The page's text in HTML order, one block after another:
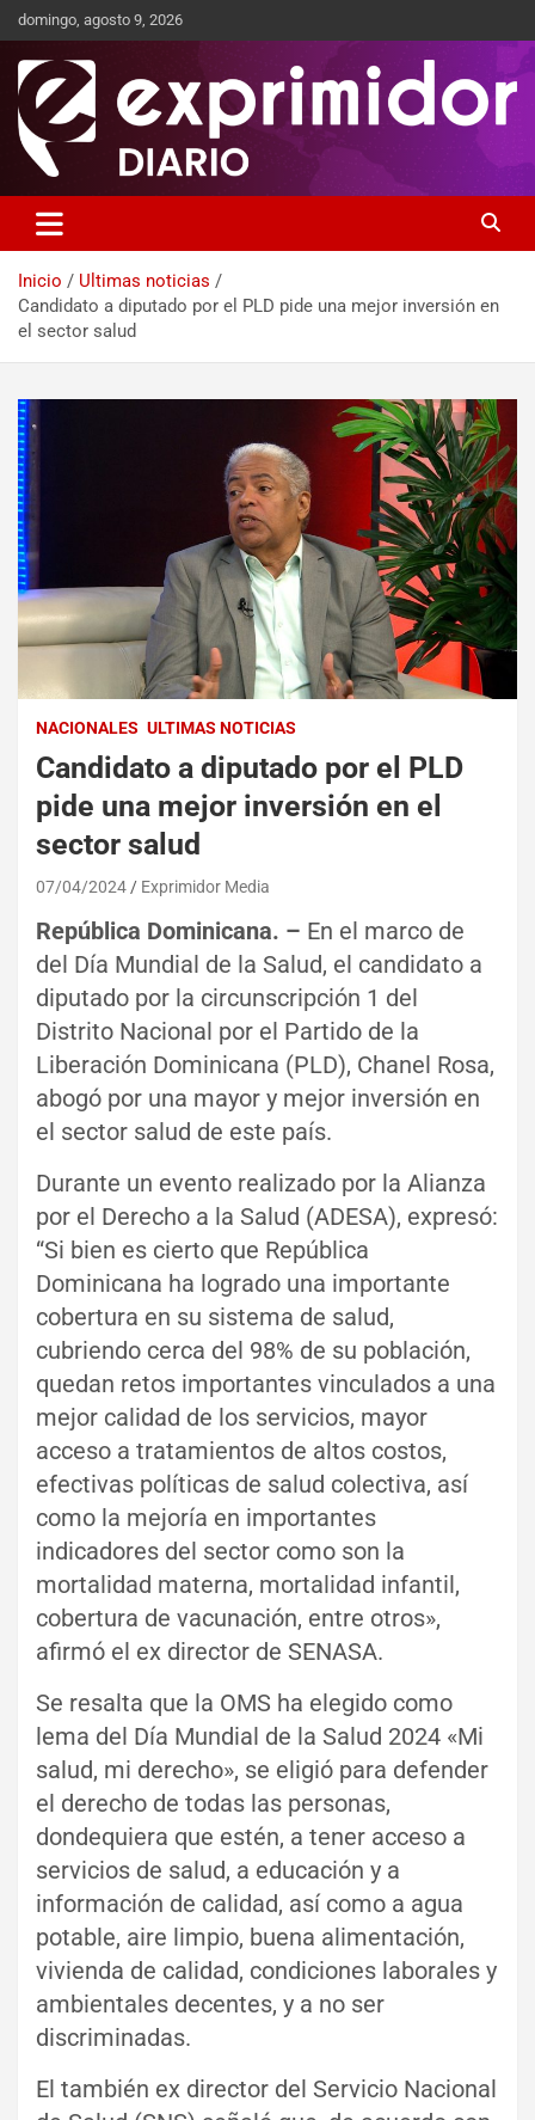
domingo, agosto 9, 2026
Exprimidor media
Inicio
Ultimas noticias
Candidato a diputado por el PLD pide una mejor inversión en
el sector salud
NACIONALES ULTIMAS NOTICIAS
Candidato a diputado por el PLD
pide una mejor inversión en el
sector salud
07/04/2024 Exprimidor Media
República Dominicana. – En el marco de
del Día Mundial de la Salud, el candidato a
diputado por la circunscripción 1 del
Distrito Nacional por el Partido de la
Liberación Dominicana (PLD), Chanel Rosa,
abogó por una mayor y mejor inversión en
el sector salud de este país.
Durante un evento realizado por la Alianza
por el Derecho a la Salud (ADESA), expresó:
“Si bien es cierto que República
Dominicana ha logrado una importante
cobertura en su sistema de salud,
cubriendo cerca del 98% de su población,
quedan retos importantes vinculados a una
mejor calidad de los servicios, mayor
acceso a tratamientos de altos costos,
efectivas políticas de salud colectiva, así
como la mejoría en importantes
indicadores del sector como son la
mortalidad materna, mortalidad infantil,
cobertura de vacunación, entre otros»,
afirmó el ex director de SENASA.
Se resalta que la OMS ha elegido como
lema del Día Mundial de la Salud 2024 «Mi
salud, mi derecho», se eligió para defender
el derecho de todas las personas,
dondequiera que estén, a tener acceso a
servicios de salud, a educación y a
información de calidad, así como a agua
potable, aire limpio, buena alimentación,
vivienda de calidad, condiciones laborales y
ambientales decentes, y a no ser
discriminadas.
El también ex director del Servicio Nacional